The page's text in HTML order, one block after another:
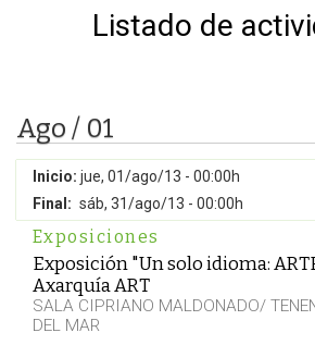
Listado de
Ago / 01
Inicio: jue, 01/ago/13 - 00:00h
Final: sáb, 31/ago/13 - 00:00h
Exposiciones
Exposición "Un solo idioma:
Axarquía ART
SALA CIPRIANO MALDONADO/
DEL MAR